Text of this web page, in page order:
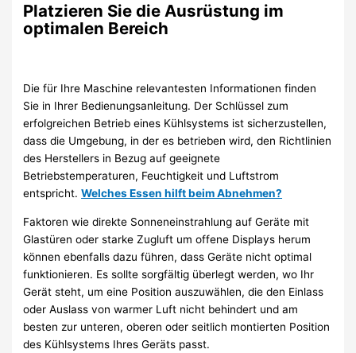
Platzieren Sie die Ausrüstung im
optimalen Bereich
Die für Ihre Maschine relevantesten Informationen finden
Sie in Ihrer Bedienungsanleitung. Der Schlüssel zum
erfolgreichen Betrieb eines Kühlsystems ist sicherzustellen,
dass die Umgebung, in der es betrieben wird, den Richtlinien
des Herstellers in Bezug auf geeignete
Betriebstemperaturen, Feuchtigkeit und Luftstrom
entspricht.Welches Essen hilft beim Abnehmen?
Faktoren wie direkte Sonneneinstrahlung auf Geräte mit
Glastüren oder starke Zugluft um offene Displays herum
können ebenfalls dazu führen, dass Geräte nicht optimal
funktionieren. Es sollte sorgfältig überlegt werden, wo Ihr
Gerät steht, um eine Position auszuwählen, die den Einlass
oder Auslass von warmer Luft nicht behindert und am
besten zur unteren, oberen oder seitlich montierten Position
des Kühlsystems Ihres Geräts passt.